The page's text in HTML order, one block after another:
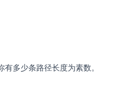
多少条路径长度为素数。